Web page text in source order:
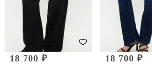
18 700 ₽ 18 700 ₽